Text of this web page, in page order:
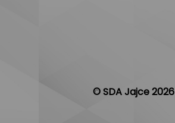
© SDA Jajce 2026